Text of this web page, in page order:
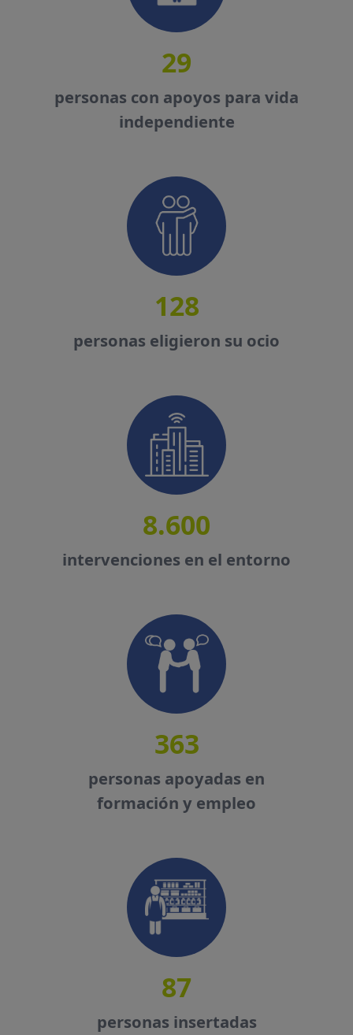
29
personas con apoyos para vida
independiente
128
personas eligieron su ocio
8.600
intervenciones en el entorno
363
personas apoyadas en
formación y empleo
87
personas insertadas